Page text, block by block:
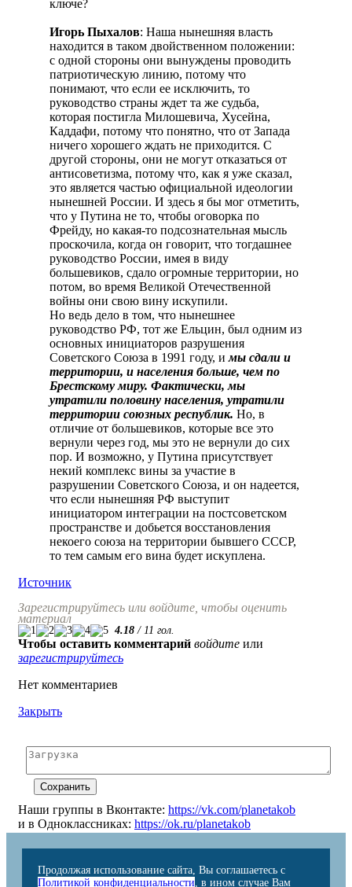
ключе?
Игорь Пыхалов: Наша нынешняя власть
находится в таком двойственном положении:
с одной стороны они вынуждены проводить
патриотическую линию, потому что
понимают, что если ее исключить, то
руководство страны ждет та же судьба,
которая постигла Милошевича, Хусейна,
Каддафи, потому что понятно, что от Запада
ничего хорошего ждать не приходится. С
другой стороны, они не могут отказаться от
антисоветизма, потому что, как я уже сказал,
это является частью официальной идеологии
нынешней России. И здесь я бы мог отметить,
что у Путина не то, чтобы оговорка по
Фрейду, но какая-то подсознательная мысль
проскочила, когда он говорит, что тогдашнее
руководство России, имея в виду
большевиков, сдало огромные территории, но
потом, во время Великой Отечественной
войны они свою вину искупили.
Но ведь дело в том, что нынешнее
руководство РФ, тот же Ельцин, был одним из
основных инициаторов разрушения
Советского Союза в 1991 году, имы сдали и
территории, и населения больше, чем по
Брестскому миру. Фактически, мы
утратили половину населения, утратили
территории союзных республик. Но, в
отличие от большевиков, которые все это
вернули через год, мы это не вернули до сих
пор. И возможно, у Путина присутствует
некий комплекс вины за участие в
разрушении Советского Союза, и он надеется,
что если нынешняя РФ выступит
инициатором интеграции на постсоветском
пространстве и добьется восстановления
некоего союза на территории бывшего СССР,
то тем самым его вина будет искуплена.
Источник
Зарегистрируйтесь или войдите, чтобы оценить
материал
4.18 / 11 гол.
Чтобы оставить комментарий войдите или
зарегистрируйтесь
Нет комментариев
Закрыть
Наши группы в Вконтакте: https://vk.com/planetakob
и в Одноклассниках: https://ok.ru/planetakob
Продолжая использование сайта, Вы соглашаетесь с
Политикой конфиденциальности, в ином случае Вам